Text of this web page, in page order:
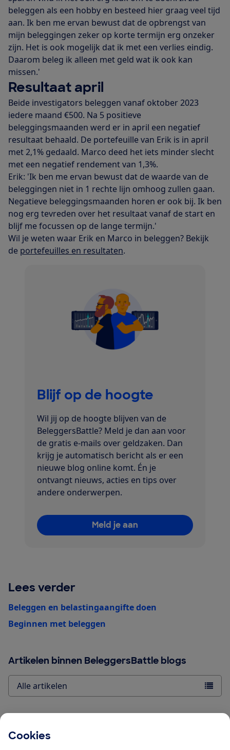
Cookies
beleggen als een hobby en besteed hier graag veel tijd
aan. Ik ben me ervan bewust dat de opbrengst van
mijn beleggingen zeker op korte termijn erg onzeker
zijn. Het is ook mogelijk dat ik met een verlies eindig.
Daarom beleg ik alleen met geld wat ik ook kan
missen.'
Resultaat april
Beide investigators beleggen vanaf oktober 2023
iedere maand €500. Na 5 positieve
beleggingsmaanden werd er in april een negatief
resultaat behaald. De portefeuille van Erik is in april
met 2,1% gedaald. Marco deed het iets minder slecht
met een negatief rendement van 1,3%.
Erik: 'Ik ben me ervan bewust dat de waarde van de
beleggingen niet in 1 rechte lijn omhoog zullen gaan.
Negatieve beleggingsmaanden horen er ook bij. Ik ben
nog erg tevreden over het resultaat vanaf de start en
blijf me focussen op de lange termijn.'
Wil je weten waar Erik en Marco in beleggen? Bekijk
de portefeuilles en resultaten.
Blijf op de hoogte
Wil jij op de hoogte blijven van de
BeleggersBattle? Meld je dan aan voor
de gratis e-mails over geldzaken. Dan
krijg je automatisch bericht als er een
nieuwe blog online komt. Én je
ontvangt nieuws, acties en tips over
andere onderwerpen.
Meld je aan
Lees verder
Beleggen en belastingaangifte doen
Beginnen met beleggen
Artikelen binnen BeleggersBattle blogs
Alle artikelen